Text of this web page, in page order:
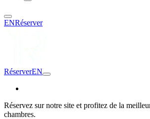
ENRéserver
RéserverEN
Réservez sur notre site et profitez de la
chambres.